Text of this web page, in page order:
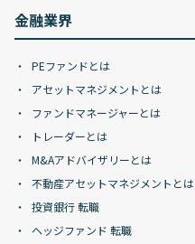
金融業界
PEファンドとは
アセットマネジメントとは
ファンドマネージャーとは
トレーダーとは
M&Aアドバイザリーとは
不動産アセットマネジメントとは
投資銀行 転職
ヘッジファンド 転職